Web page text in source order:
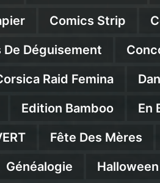
Comics Strip
De Déguisement
Raid Femina
Edition Bamboo En
Fête Des Mères
Généalogie Halloween